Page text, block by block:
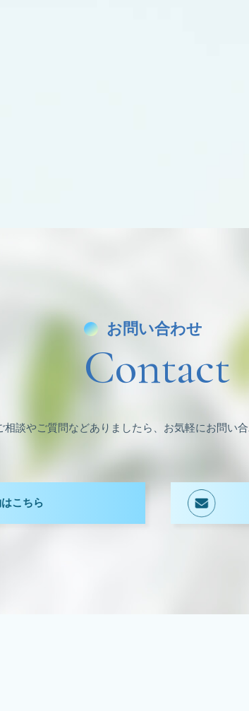
お問い合わせ
Contact
相談やご質問などありましたら、お気軽にお問い合
こちら